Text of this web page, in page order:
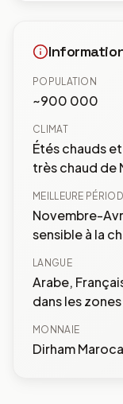
POPULATION
~900 000
CLIMAT
Étés chauds
très chaud de
MEILLEURE
Novembre-
sensible à la
LANGUE
Arabe,
dans les
MONNAIE
Dirham